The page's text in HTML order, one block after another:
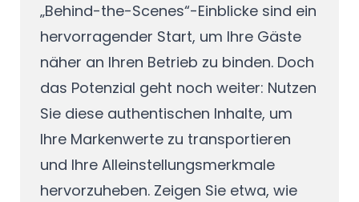
„Behind-the-Scenes“-Einblicke sind ein
hervorragender Start, um Ihre Gäste
näher an Ihren Betrieb zu binden. Doch
das Potenzial geht noch weiter: Nutzen
Sie diese authentischen Inhalte, um
Ihre Markenwerte zu transportieren
und Ihre Alleinstellungsmerkmale
hervorzuheben. Zeigen Sie etwa, wie